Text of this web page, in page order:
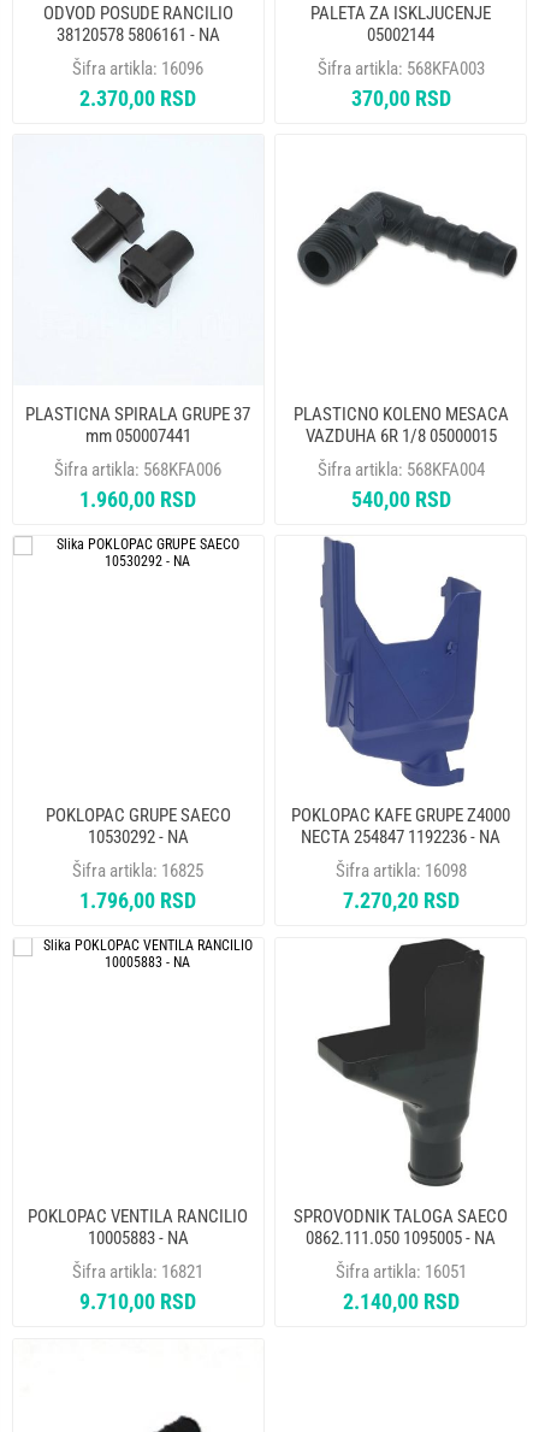
ODVOD POSUDE RANCILIO
38120578 5806161 - NA
Šifra artikla: 16096
2.370,00 RSD
PALETA ZA ISKLJUCENJE
05002144
Šifra artikla: 568KFA003
370,00 RSD
PLASTICNA SPIRALA GRUPE 37
mm 050007441
Šifra artikla: 568KFA006
1.960,00 RSD
PLASTICNO KOLENO MESACA
VAZDUHA 6R 1/8 05000015
Šifra artikla: 568KFA004
540,00 RSD
POKLOPAC GRUPE SAECO
10530292 - NA
Šifra artikla: 16825
1.796,00 RSD
POKLOPAC KAFE GRUPE Z4000
NECTA 254847 1192236 - NA
Šifra artikla: 16098
7.270,20 RSD
POKLOPAC VENTILA RANCILIO
10005883 - NA
Šifra artikla: 16821
9.710,00 RSD
SPROVODNIK TALOGA SAECO
0862.111.050 1095005 - NA
Šifra artikla: 16051
2.140,00 RSD